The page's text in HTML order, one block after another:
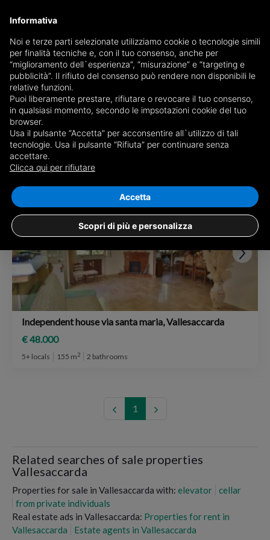
Receive a copy of the newspaper by mail
Choose newspaper
1 result for
Vallesaccarda
Independent house via santa maria, Vallesaccarda
€ 48.000
5+ locals 155 m2 2 bathrooms
1
Related searches of sale properties
Vallesaccarda
Properties for sale in Vallesaccarda with: elevator
cellar
from private individuals
Real estate ads in Vallesaccarda: Properties for rent in
Vallesaccarda
Estate agents in Vallesaccarda
Informativa
Noi e terze parti selezionate utilizziamo cookie o tecnologie simili
per finalità tecniche e, con il tuo consenso, anche per
“miglioramento dell`esperienza”, “misurazione” e “targeting e
pubblicità”. Il rifiuto del consenso può rendere non disponibili le
relative funzioni.
Puoi liberamente prestare, rifiutare o revocare il tuo consenso,
in qualsiasi momento, secondo le impsotazioni cookie del tuo
browser.
Usa il pulsante “Accetta” per acconsentire all`utilizzo di tali
tecnologie. Usa il pulsante “Rifiuta” per continuare senza
accettare.
Clicca qui per rifiutare
Scopri di più e personalizza
Accetta